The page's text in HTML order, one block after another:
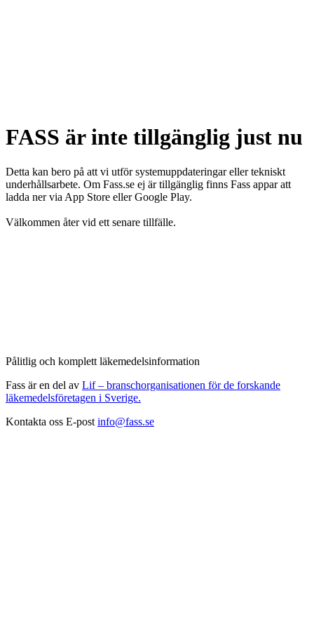
FASS är inte tillgänglig just nu
Detta kan bero på att vi utför systemuppdateringar eller tekniskt
underhållsarbete. Om Fass.se ej är tillgänglig finns Fass appar att
ladda ner via App Store eller Google Play.
Välkommen åter vid ett senare tillfälle.
Pålitlig och komplett läkemedelsinformation
Fass är en del av Lif – branschorganisationen för de forskande
läkemedelsföretagen i Sverige.
Kontakta oss E-post info@fass.se